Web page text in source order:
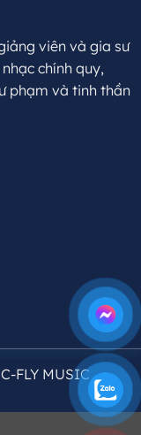
viên và gia sư
chính quy,
phạm và tinh thần
FLY MUSIC